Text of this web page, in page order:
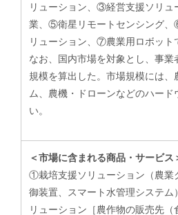
リューション、③経営支援ソリ
業、⑤衛星リモートセンシング、
リューション、⑦農業用ロボット
なお、国内市場を対象とし、事
規模を算出した。市場規模には、
ム、農機・ドローンなどのハー
い。
＜市場に含まれる商品・サービス
①栽培支援ソリューション（農業
御装置、スマート水管理システ
リューション［農作物の販売先（